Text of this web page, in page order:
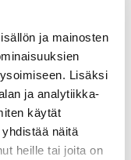
ja mainosten
Lisäksi
ja analytiikka-
käytät
näitä
heille tai joita on
Anton